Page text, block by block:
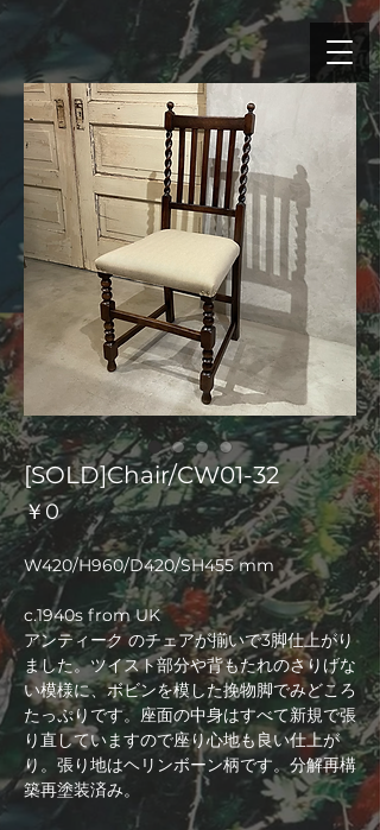
[SOLD]Chair/CW01-32
￥0価
格
W420/H960/D420/SH455 mm
c.1940s from UK
アンティーク のチェアが揃いで3脚仕上がり
ました。ツイスト部分や背もたれのさりげな
い模様に、ボビンを模した挽物脚でみどころ
たっぷりです。座面の中身はすべて新規で張
り直していますので座り心地も良い仕上が
り。張り地はヘリンボーン柄です。分解再構
築再塗装済み。